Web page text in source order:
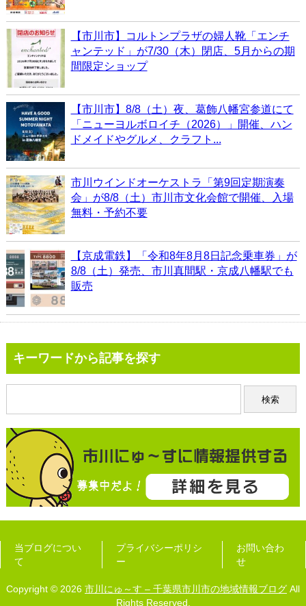
【市川市】コルトンプラザの婦人靴「エンチ
ャンテッド」が7/30（木）閉店、5月からの期
間限定ショップ
【市川市】8/8（土）夜、葛飾八幡宮参道にて
「ニューヨルボロイチ（2026）」開催、ハン
ドメイドやグルメ、クラフト...
市川ウインドオーケストラ「第9回定期演奏
会」が8/8（土）市川市文化会館で開催、入場
無料・予約不要
【京成電鉄】「令和8年8月8日記念乗車券」が
8/8（土）発売、市川真間駅・京成八幡駅でも
販売
キーワードから記事を探す
当ブログについ
て
プライバシーポリシ
ー
お問い合わ
せ
Copyright © 2026 市川にゅ～す – 千葉県市川市の地域情報ブログ All
Rights Reserved.